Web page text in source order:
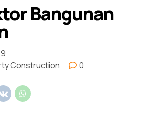
Bangunan
Construction
0